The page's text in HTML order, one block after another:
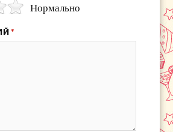
Нормально
*